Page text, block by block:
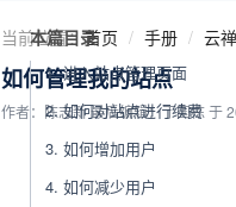
当前位置：首页 手册 云
如何管理我的站点
作者：陈志新最后编辑：丁国栋 于
本篇目录
1. 进入站点管理页面
2. 如何对站点进行续费
3. 如何增加用户
4. 如何减少用户